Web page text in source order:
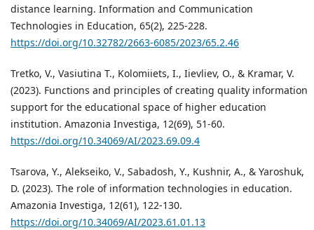
distance learning. Information and Communication
Technologies in Education, 65(2), 225-228.
https://doi.org/10.32782/2663-6085/2023/65.2.46
Tretko, V., Vasіutina T., Kolomiiets, I., Iievliev, O., & Kramar, V.
(2023). Functions and principles of creating quality information
support for the educational space of higher education
institution. Amazonia Investiga, 12(69), 51-60.
https://doi.org/10.34069/AI/2023.69.09.4
Tsarova, Y., Alekseiko, V., Sabadosh, Y., Kushnir, A., & Yaroshuk,
D. (2023). The role of information technologies in education.
Amazonia Investiga, 12(61), 122-130.
https://doi.org/10.34069/AI/2023.61.01.13